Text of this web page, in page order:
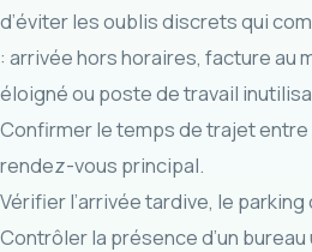
d’éviter les oublis discrets qui
: arrivée hors horaires, facture au
éloigné ou poste de travail
Confirmer le temps de trajet entre
rendez-vous principal.
Vérifier l’arrivée tardive, le parking
Contrôler la présence d’un bureau